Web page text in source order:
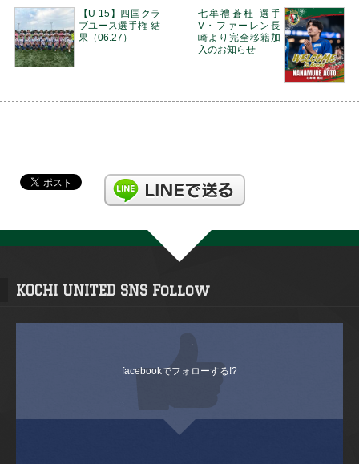
【U-15】四国クラ
ブユース選手権 結
果（06.27）
七牟禮蒼杜 選手
V・ファーレン長
崎より完全移籍加
入のお知らせ
KOCHI UNITED SNS Follow
facebookでフォローする!?